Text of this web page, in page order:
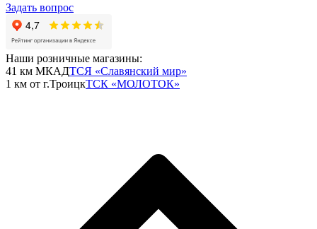
Задать вопрос
Наши розничные магазины:
41 км МКАДТСЯ «Славянский мир»
1 км от г.ТроицкТСК «МОЛОТОК»